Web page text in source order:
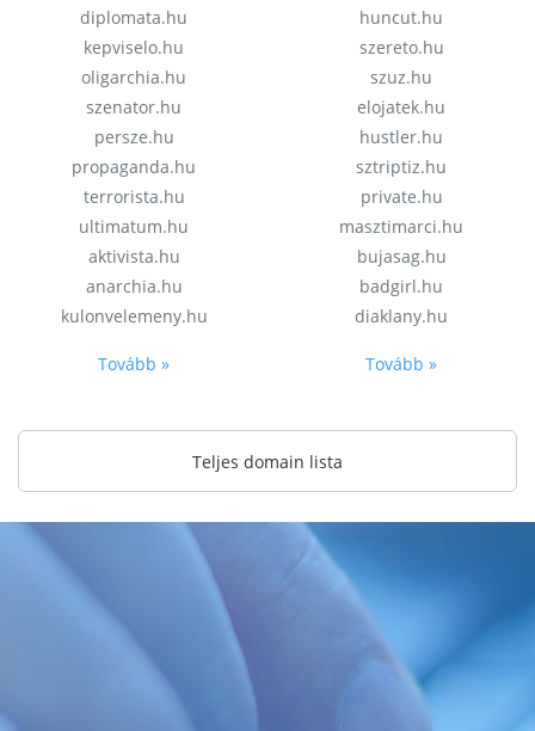
diplomata.hu
kepviselo.hu
oligarchia.hu
szenator.hu
persze.hu
propaganda.hu
terrorista.hu
ultimatum.hu
aktivista.hu
anarchia.hu
kulonvelemeny.hu
Tovább »
huncut.hu
szereto.hu
szuz.hu
elojatek.hu
hustler.hu
sztriptiz.hu
private.hu
masztimarci.hu
bujasag.hu
badgirl.hu
diaklany.hu
Tovább »
Teljes domain lista